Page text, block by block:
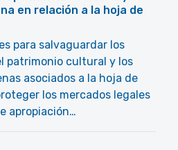
en relación a la hoja de
para salvaguardar los
patrimonio cultural y los
asociados a la hoja de
los mercados legales
apropiación…